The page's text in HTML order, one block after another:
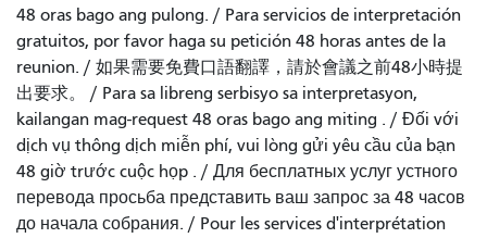
48 oras bago ang pulong. / Para servicios de interpretación
gratuitos, por favor haga su petición 48 horas antes de la
reunion. / 如果需要免費口語翻譯，請於會議之前48小時提
出要求。 / Para sa libreng serbisyo sa interpretasyon,
kailangan mag-request 48 oras bago ang miting . / Đối với
dịch vụ thông dịch miễn phí, vui lòng gửi yêu cầu của bạn
48 giờ trước cuộc họp . / Для бесплатных услуг устного
перевода просьба представить ваш запрос за 48 часов
до начала собрания. / Pour les services d'interprétation